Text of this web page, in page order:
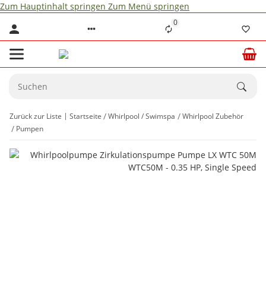
Zum Hauptinhalt springen Zum Menü springen
0
Zurück zur Liste Startseite Whirlpool / Swimspa
Whirlpool Zubehör
Pumpen